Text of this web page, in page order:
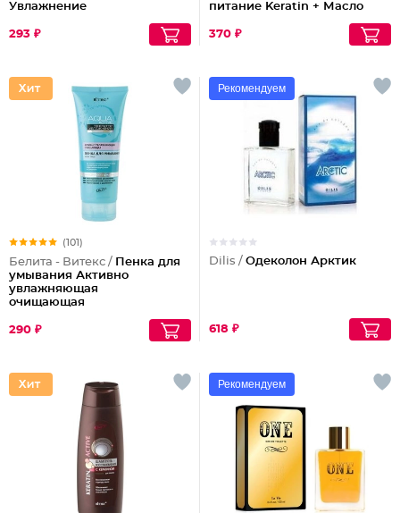
Увлажнение
293 ₽
питание Keratin + Масло
370 ₽
(101)
Белита - Витекс / Пенка для
умывания Активно
увлажняющая
очищающая
290 ₽
Рекомендуем
Dilis / Одеколон Арктик
618 ₽
Рекомендуем